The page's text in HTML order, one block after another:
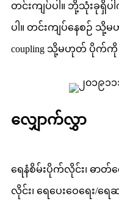
တင်းကျပ်ပါ။ ဘို့သုံးခု
ပါ။ တင်းကျပ်နေစဉ် သို့
coupling သို့မဟုတ် ပိုက်ကို
လျှောက်လွှာ
ရေနံစိမ်းပိုက်လိုင်း၊ ဓာ
လိုင်း၊ ရေပေးဝေရေး/ရ